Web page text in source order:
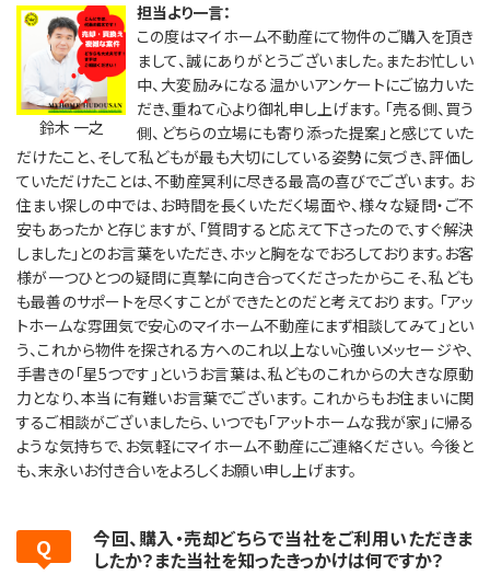
鈴木 一之
担当より一言：
この度はマイホーム不動産にて物件のご購入を頂き
まして、誠にありがとうございました。またお忙しい
中、大変励みになる温かいアンケートにご協力いた
だき、重ねて心より御礼申し上げます。 「売る側、買う
側、どちらの立場にも寄り添った提案」と感じていた
だけたこと、そして私どもが最も大切にしている姿勢に気づき、評価し
ていただけたことは、不動産冥利に尽きる最高の喜びでございます。 お
住まい探しの中では、お時間を長くいただく場面や、様々な疑問・ご不
安もあったかと存じますが、「質問すると応えて下さったので、すぐ解決
しました」とのお言葉をいただき、ホッと胸をなでおろしております。お客
様が一つひとつの疑問に真摯に向き合ってくださったからこそ、私ども
も最善のサポートを尽くすことができたとのだと考えております。 「アッ
トホームな雰囲気で安心のマイホーム不動産にまず相談してみて」とい
う、これから物件を探される方へのこれ以上ない心強いメッセージや、
手書きの「星5つです」というお言葉は、私どものこれからの大きな原動
力となり、本当に有難いお言葉でございます。 これからもお住まいに関
するご相談がございましたら、いつでも「アットホームな我が家」に帰る
ような気持ちで、お気軽にマイホーム不動産にご連絡ください。 今後と
も、末永いお付き合いをよろしくお願い申し上げます。
今回、購入・売却どちらで当社をご利用いただきま
したか？また当社を知ったきっかけは何ですか？